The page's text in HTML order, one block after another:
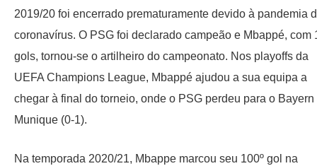
2019/20 foi encerrado prematuramente devido à pandemia
coronavírus. O PSG foi declarado campeão e Mbappé, com
gols, tornou-se o artilheiro do campeonato. Nos playoffs da
UEFA Champions League, Mbappé ajudou a sua equipa a
chegar à final do torneio, onde o PSG perdeu para o Bayern
Munique (0-1).
Na temporada 2020/21, Mbappe marcou seu 100º gol na